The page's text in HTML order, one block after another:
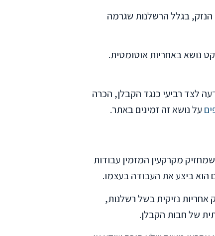
הנזק, בגלל הרשלנות שגרמה
נושא באחריות אוטומטית.
לצד רביעי כנגד הקבלן, הכרה
על נושא זה זמינים באתר.
מקרקעין המזמין עבודות
הוא ביצע את העבודה בעצמו.
נזיקית בשל רשלנות,
של חבות הקבלן.